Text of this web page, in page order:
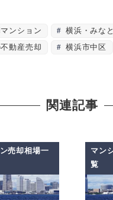
ンション
横浜・みな
動産売却
横浜市中区
関連記事
売却相場一
マン
覧